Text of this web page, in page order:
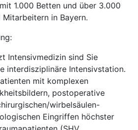
1.000 Betten und über 3.000
in Bayern.
Intensivmedizin sind Sie
interdisziplinäre Intensivstation.
mit komplexen
postoperative
wirbelsäulen-
Eingriffen höchster